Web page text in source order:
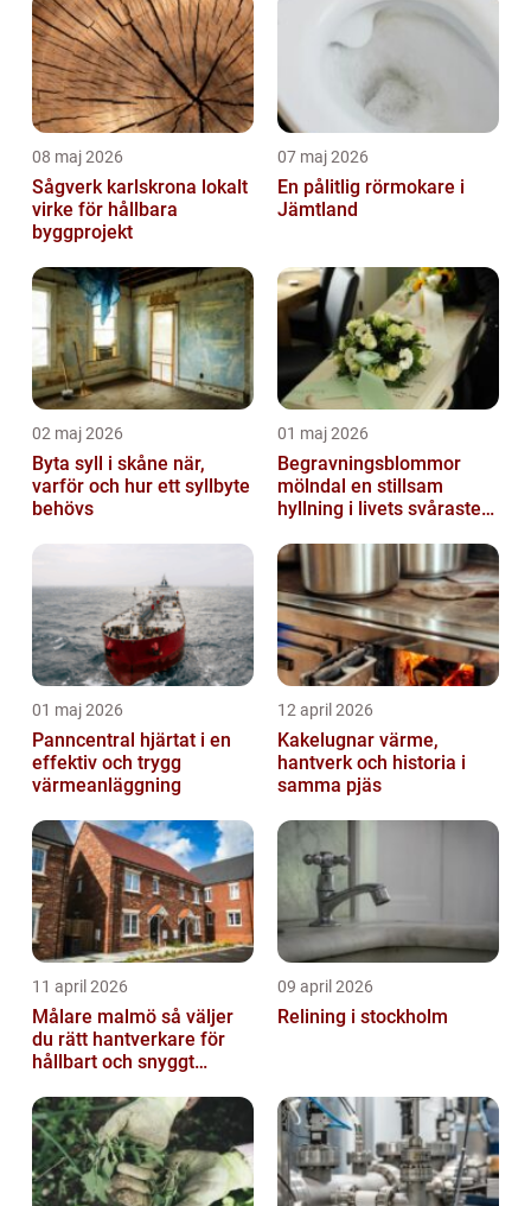
08 maj 2026
Sågverk karlskrona lokalt
virke för hållbara
byggprojekt
07 maj 2026
En pålitlig rörmokare i
Jämtland
02 maj 2026
Byta syll i skåne när,
varför och hur ett syllbyte
behövs
01 maj 2026
Begravningsblommor
mölndal en stillsam
hyllning i livets svåraste
01 maj 2026
Panncentral hjärtat i en
effektiv och trygg
värmeanläggning
12 april 2026
Kakelugnar värme,
hantverk och historia i
samma pjäs
11 april 2026
Målare malmö så väljer
du rätt hantverkare för
hållbart och snyggt
09 april 2026
Relining i stockholm